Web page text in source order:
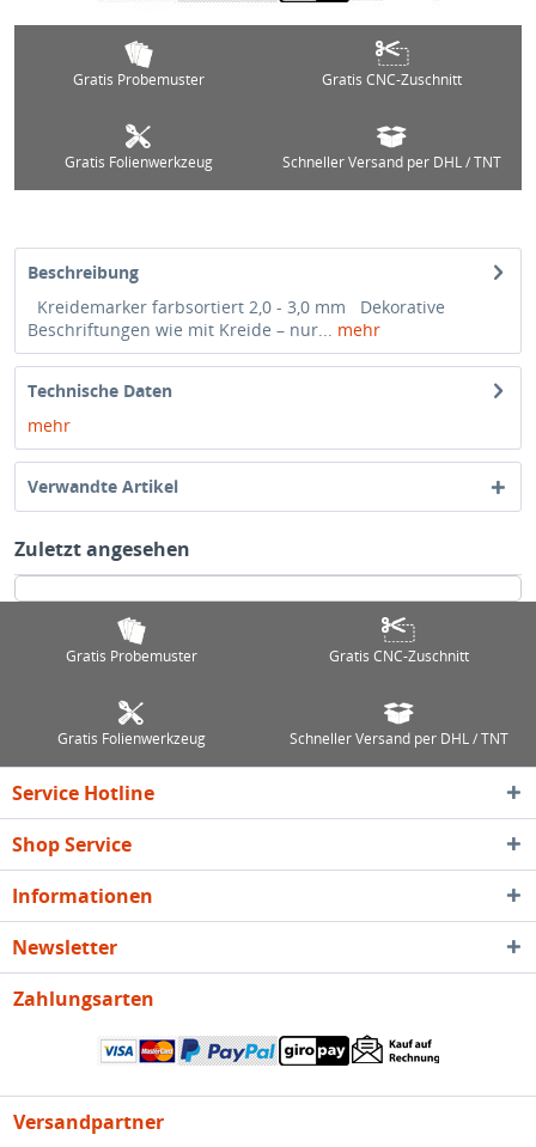
Gratis Probemuster Gratis CNC-Zuschnitt
Gratis Folienwerkzeug Schneller Versand per DHL / TNT
Beschreibung
Kreidemarker farbsortiert 2,0 - 3,0 mm Dekorative
Beschriftungen wie mit Kreide – nur... mehr
Technische Daten
mehr
Verwandte Artikel
Zuletzt angesehen
Gratis Probemuster Gratis CNC-Zuschnitt
Gratis Folienwerkzeug Schneller Versand per DHL / TNT
Service Hotline
Shop Service
Informationen
Newsletter
Zahlungsarten
Versandpartner